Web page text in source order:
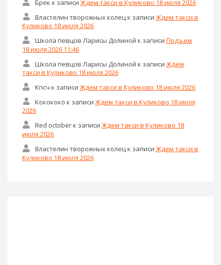
Брек к записи Ждем такси в Куликово 18 июля 2026
Властелин творожных колец к записи Ждем такси в
Куликово 18 июля 2026
Школа певцов Ларисы Долиной к записи Подъем
18 июля 2026 11:46
Школа певцов Ларисы Долиной к записи Ждем
такси в Куликово 18 июля 2026
Кпсч к записи Ждем такси в Куликово 18 июля 2026
Кокококо к записи Ждем такси в Куликово 18 июля
2026
Red octoberк записи Ждем такси в Куликово 18
июля 2026
Властелин творожных колецк записи Ждем такси в
Куликово 18 июля 2026